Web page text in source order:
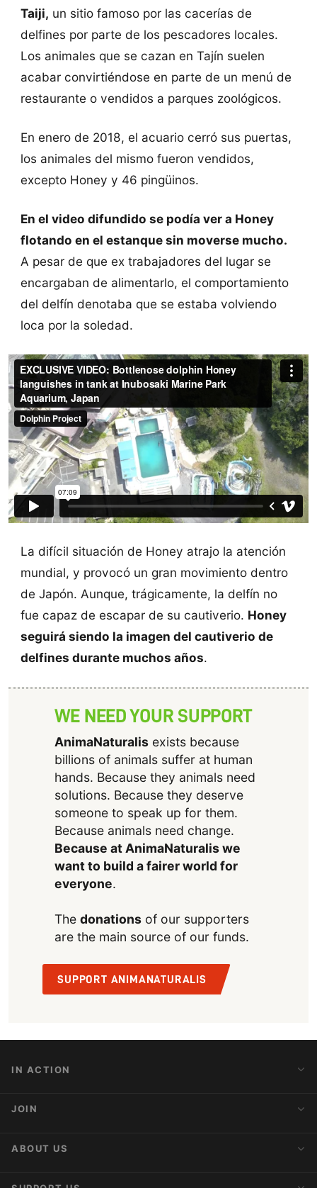
Taiji, un sitio famoso por las cacerías de
delfines por parte de los pescadores locales.
Los animales que se cazan en Tajín suelen
acabar convirtiéndose en parte de un menú de
restaurante o vendidos a parques zoológicos.
En enero de 2018, el acuario cerró sus puertas,
los animales del mismo fueron vendidos,
excepto Honey y 46 pingüinos.
En el video difundido se podía ver a Honey
flotando en el estanque sin moverse mucho.
A pesar de que ex trabajadores del lugar se
encargaban de alimentarlo, el comportamiento
del delfín denotaba que se estaba volviendo
loca por la soledad.
La difícil situación de Honey atrajo la atención
mundial, y provocó un gran movimiento dentro
de Japón. Aunque, trágicamente, la delfín no
fue capaz de escapar de su cautiverio. Honey
seguirá siendo la imagen del cautiverio de
delfines durante muchos años.
WE NEED YOUR SUPPORT
AnimaNaturalisexists because
billions of animals suffer at human
hands. Because they animals need
solutions. Because they deserve
someone to speak up for them.
Because animals need change.
Because at AnimaNaturalis we
want to build a fairer world for
everyone.
The donationsof our supporters
are the main source of our funds.
SUPPORT ANIMANATURALIS
IN ACTION
Action Alerts
JOIN
Activist Network
ABOUT US
About AnimaNaturalis